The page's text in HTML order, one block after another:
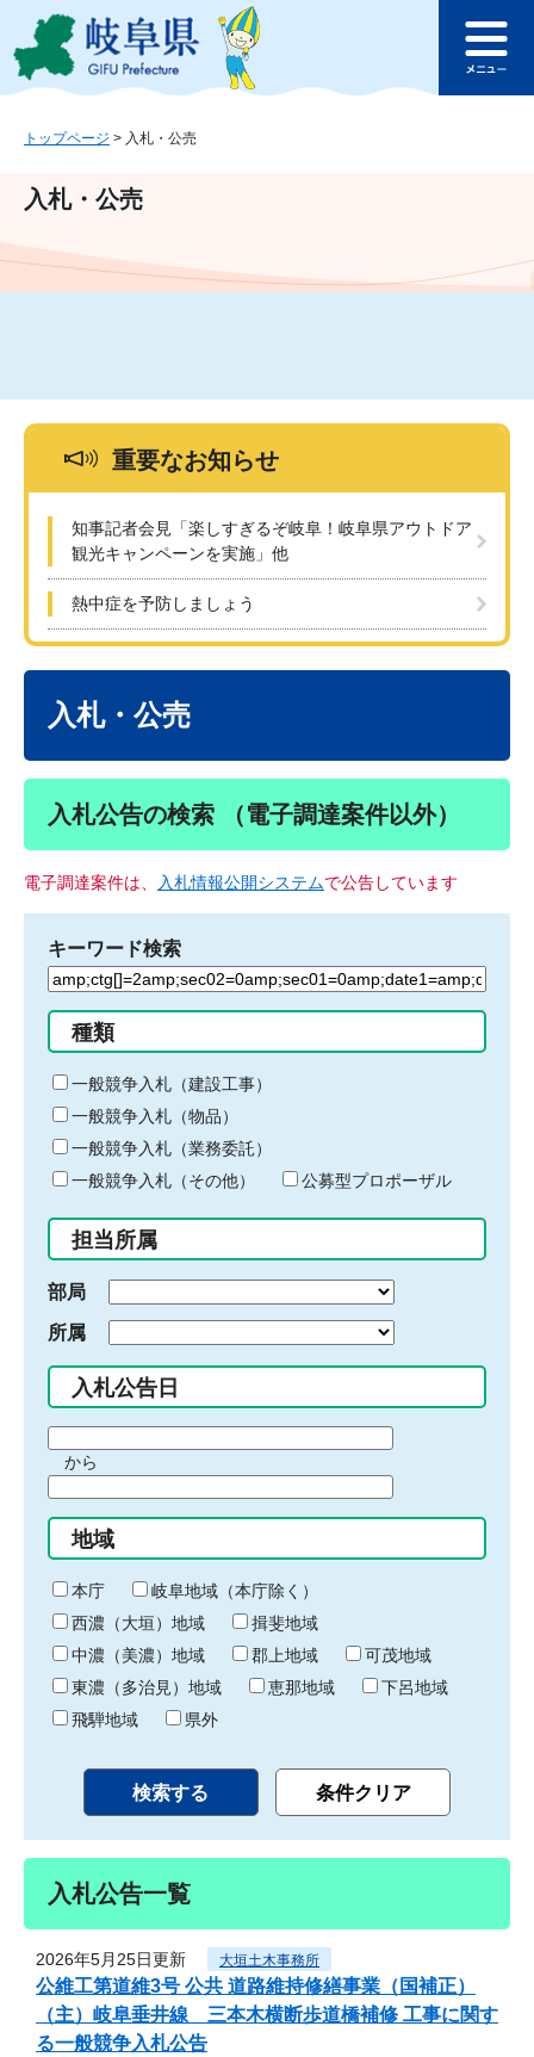
ジ
ュ
文
このページの本文へ
ュ
トップページ > 入札・公売
入札・公売
重要なお知らせ
知事記者会見「楽しすぎるぞ岐阜！岐阜県アウトドア
観光キャンペーンを実施」他
熱中症を予防しましょう
入札・公売
入札公告の検索 （電子調達案件以外）
電子調達案件は、 入札情報公開システムで公告しています
キーワード検索
検
る
キ
ー
ワ
ー
ド
入
力
種類
一般競争入札（建設工事）
一般競争入札（物品）
一般競争入札（業務委託）
一般競争入札（その他）
公募型プロポーザル
担当所属
部局
所属
入札公告日
間
始
り
から
間
終
わ
り
地域
本庁
岐阜地域（本庁除く）
西濃（大垣）地域
揖斐地域
中濃（美濃）地域
郡上地域
可茂地域
東濃（多治見）地域
恵那地域
下呂地域
飛騨地域
県外
入札公告一覧
2026年5月25日更新 大垣土木事務所
公維工第道維3号 公共 道路維持修繕事業（国補正）
（主）岐阜垂井線 三本木横断歩道橋補修 工事に関す
る一般競争入札公告